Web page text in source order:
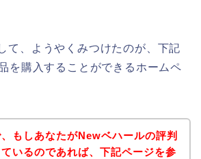
て、ようやくみつけたのが、下記
を購入することができるホームペ
もしあなたがNewベハールの評判
いるのであれば、下記ページを参